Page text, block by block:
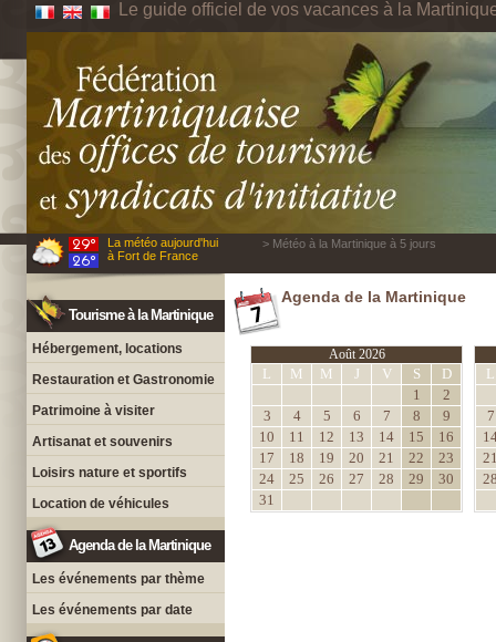
Le guide officiel de vos vacances à la
La météo aujourd'hui
à Fort de France
> Météo à la Martinique à 5 jours
Tourisme à la Martinique
Hébergement, locations
Restauration et Gastronomie
Patrimoine à visiter
Artisanat et souvenirs
Loisirs nature et sportifs
Location de véhicules
Agenda de la Martinique
Les événements par thème
Les événements par date
Agenda de la Martinique
Août 2026
L M M J V S
D
1
2
3
4 5 6 7 8
9
10
11 12 13 14 15
16
17
18 19 20 21 22
23
24
25 26 27 28 29
30
31
L
7